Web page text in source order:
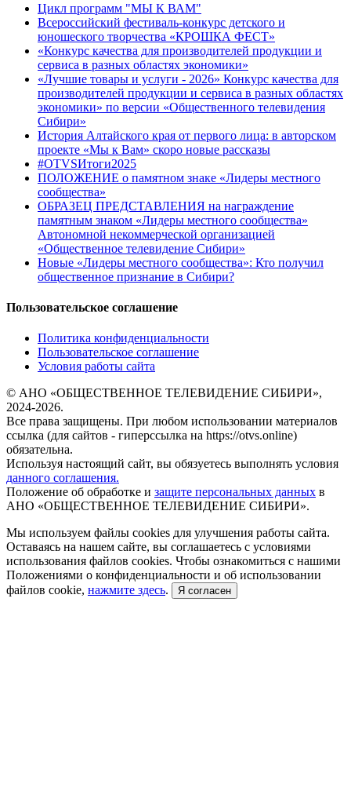
Цикл программ "МЫ К ВАМ"
Всероссийский фестиваль-конкурс детского и
юношеского творчества «КРОШКА ФЕСТ»
«Конкурс качества для производителей продукции и
сервиса в разных областях экономики»
«Лучшие товары и услуги - 2026» Конкурс качества для
производителей продукции и сервиса в разных областях
экономики» по версии «Общественного телевидения
Сибири»
История Алтайского края от первого лица: в авторском
проекте «Мы к Вам» скоро новые рассказы
#OTVSИтоги2025
ПОЛОЖЕНИЕ о памятном знаке «Лидеры местного
сообщества»
ОБРАЗЕЦ ПРЕДСТАВЛЕНИЯ на награждение
памятным знаком «Лидеры местного сообщества»
Автономной некоммерческой организацией
«Общественное телевидение Сибири»
Новые «Лидеры местного сообщества»: Кто получил
общественное признание в Сибири?
Пользовательское соглашение
Политика конфиденциальности
Пользовательское соглашение
Условия работы сайта
© АНО «ОБЩЕСТВЕННОЕ ТЕЛЕВИДЕНИЕ СИБИРИ»,
2024-2026.
Все права защищены. При любом использовании материалов
ссылка (для сайтов - гиперссылка на https://otvs.online)
обязательна.
Используя настоящий сайт, вы обязуетесь выполнять условия
данного соглашения.
Положение об обработке и защите персональных данных в
АНО «ОБЩЕСТВЕННОЕ ТЕЛЕВИДЕНИЕ СИБИРИ».
Мы используем файлы cookies для улучшения работы сайта.
Оставаясь на нашем сайте, вы соглашаетесь с условиями
использования файлов cookies. Чтобы ознакомиться с нашими
Положениями о конфиденциальности и об использовании
файлов cookie, нажмите здесь. Я согласен